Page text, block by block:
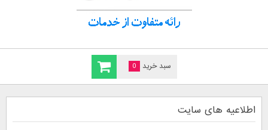
سبد خرید 0
اطلاعیه های سایت